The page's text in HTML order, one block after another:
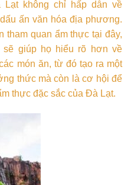
không chỉ hấp dẫn về
ấn văn hóa địa phương.
tham quan ẩm thực tại đây,
sẽ giúp họ hiểu rõ hơn về
món ăn, từ đó tạo ra một
thức mà còn là cơ hội để
thực đặc sắc của Đà Lạt.